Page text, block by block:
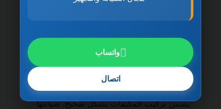
شركة تركيب وصيانة المكيفات في عجمان تُعد
شركة تركيب وصيانة المكيفات في عجمان
0501270935 ضمان مدى الحياة من الخدمات
الأساسية لكل منزل أو مكتب لضمان نظام تبريد
فعال طوال العام. فالاعتماد على شركة محترفة
يضمن تركيب المكيفات بشكل صحيح، صيانتها
واتساب
اتصال